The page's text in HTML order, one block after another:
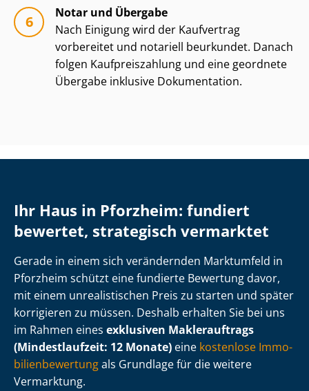
Notar und Übergabe
Nach Einigung wird der Kaufvertrag
vorbereitet und notariell beurkundet. Danach
folgen Kauf­preis­zah­lung und eine geordnete
Übergabe inklusive Dokumentation.
Ihr Haus in Pforzheim: fundiert
bewertet, strategisch vermarktet
Gerade in einem sich verändernden Marktumfeld in
Pforzheim schützt eine fundierte Bewertung davor,
mit einem unrealistischen Preis zu starten und später
korrigieren zu müssen. Deshalb erhalten Sie bei uns
im Rahmen eines exklusiven Maklerauftrags
(Mindestlaufzeit: 12 Monate) eine kostenlose Im­mo­
bi­li­en­be­wer­tungals Grundlage für die weitere
Vermarktung.